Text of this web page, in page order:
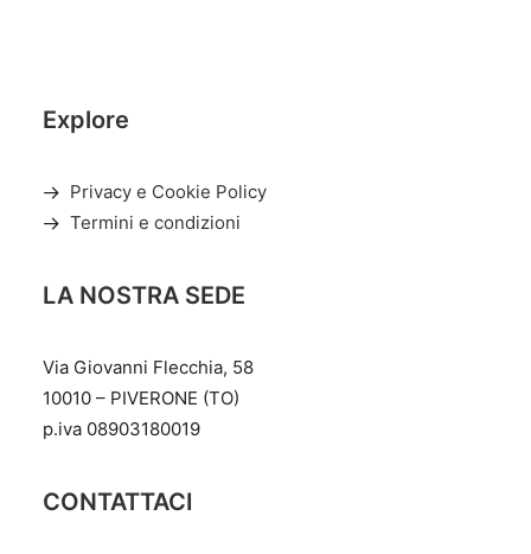
Explore
Privacy e Cookie Policy
Termini e condizioni
LA NOSTRA SEDE
Via Giovanni Flecchia, 58
10010 – PIVERONE (TO)
p.iva 08903180019
CONTATTACI